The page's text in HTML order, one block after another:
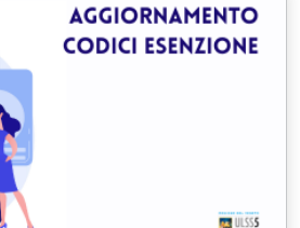
FSE
Igiene Alimenti
Analisi
Generale
Medicina Trasfusionale
MMG
Oculistica